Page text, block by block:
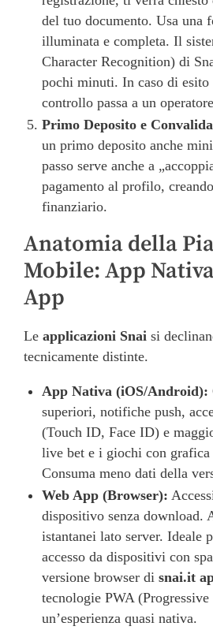
del tuo documento. Usa una
illuminata e completa. Il
Character Recognition) di
pochi minuti. In caso di
controllo passa a un
Primo Deposito e
un primo deposito anche
passo serve anche a
pagamento al profilo,
finanziario.
Anatomia della
Mobile: App
App
Le applicazioni Snai si
tecnicamente distinte.
App Nativa (iOS/Android):
superiori, notifiche push,
(Touch ID, Face ID) e
live bet e i giochi con grafica
Consuma meno dati della
Web App (Browser):
dispositivo senza download.
istantanei lato server. Ideale
accesso da dispositivi con
versione browser disnai.it
tecnologie PWA
un’esperienza quasi nativa.